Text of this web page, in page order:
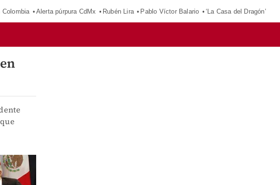
Colombia Alerta púrpura CdMx Rubén Lira Pablo Víctor Balario ‘La Casa del Dragón’